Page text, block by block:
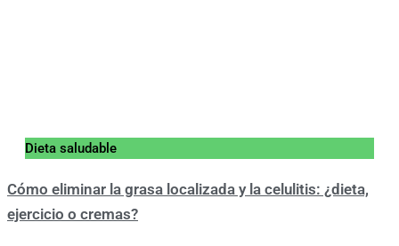
Dieta saludable
Cómo eliminar la grasa localizada y la celulitis: ¿dieta,
ejercicio o cremas?